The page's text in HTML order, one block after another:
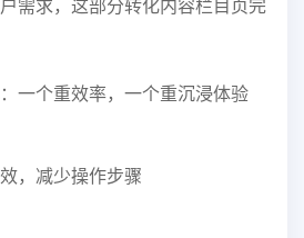
需求，这部分转化内容栏目页完
一个重效率，一个重沉浸体验
，减少操作步骤